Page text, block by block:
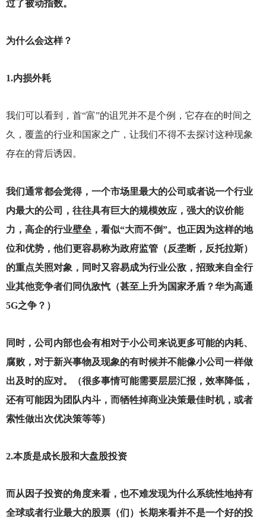
过了被动指数。
为什么会这样？
1.内损外耗
我们可以看到，首“富”的诅咒并不是个例，它存在的时间之
久，覆盖的行业和国家之广，让我们不得不去探讨这种现象
存在的背后诱因。
我们通常都会觉得，一个市场里最大的公司或者说一个行业
内最大的公司，往往具有巨大的规模效应，强大的议价能
力，高企的行业壁垒，看似“大而不倒”。也正因为这样的地
位和优势，他们更容易称为政府监管（反垄断，反托拉斯）
的重点关照对象，同时又容易成为行业公敌，招致来自全行
业其他竞争者们同仇敌忾（甚至上升为国家矛盾？华为高通
5G之争？）
同时，公司内部也会有相对于小公司来说更多可能的内耗、
腐败，对于新兴事物及现象的有时候并不能像小公司一样做
出及时的应对。（很多事情可能需要层层汇报，效率降低，
还有可能因为团队内斗，而牺牲掉商业决策最佳时机，或者
索性做出次优决策等等）
2.本质是成长股和大盘股投资
而从因子投资的角度来看，也不难发现为什么系统性地持有
全球或者行业最大的股票（们）长期来看并不是一个好的投